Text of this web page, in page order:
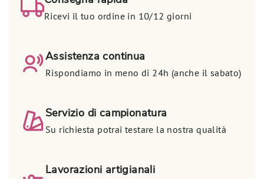
Ricevi il tuo ordine in 10/12 giorni
Assistenza continua
Rispondiamo in meno di 24h (anche il sabato)
Servizio di campionatura
Su richiesta potrai testare la nostra qualità
Lavorazioni artigianali